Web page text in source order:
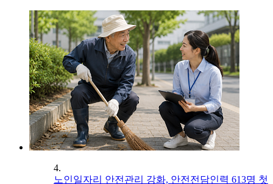
4.
노인일자리 안전관리 강화, 안전전담인력 613명 첫